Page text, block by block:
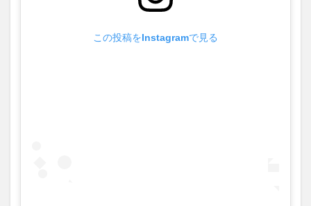
この投稿をInstagramで見る